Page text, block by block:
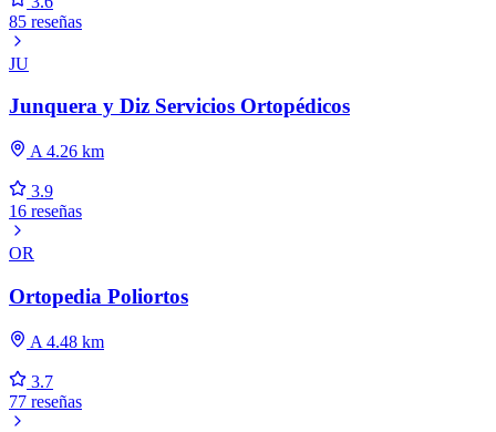
85 reseñas
JU
Junquera y Diz Servicios Ortopédicos
A 4.26 km
3.9
16 reseñas
OR
Ortopedia Poliortos
A 4.48 km
3.7
77 reseñas